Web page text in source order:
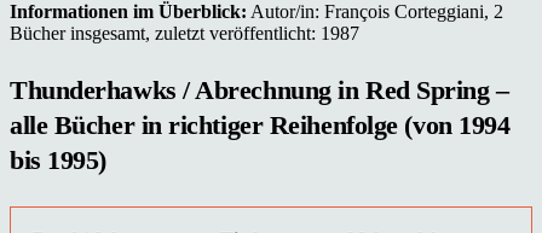
Informationen im Überblick: Autor/in: François Corteggiani, 2
Bücher insgesamt, zuletzt veröffentlicht: 1987
Thunderhawks / Abrechnung in Red Spring –
alle Bücher in richtiger Reihenfolge (von 1994
bis 1995)